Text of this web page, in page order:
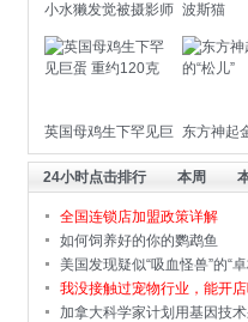
小水獭发觉被摄影师
偷拍后的可爱表情
波斯猫
英国母鸡生下罕见巨
蛋 重约120克
东方神起
的“松儿”
24小时点击排行 本周
全国连锁店加盟政策详解
如何饲养好的你的鹦鹉鱼
美国发现疑似“吸血怪兽”的“
我没接触过宠物行业，能开店
加拿大科学家计划用基因技